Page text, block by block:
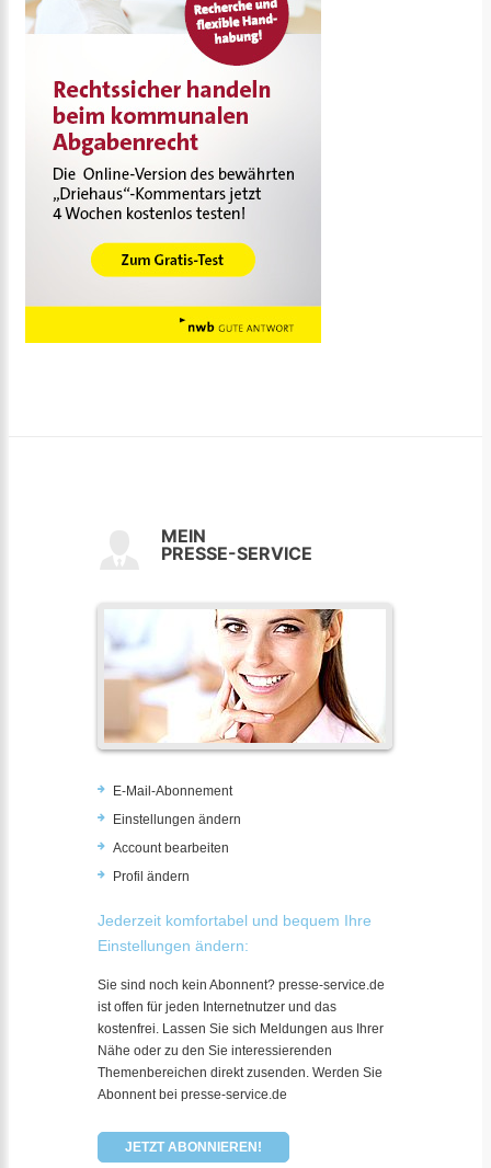
MEIN
PRESSE-SERVICE
E-Mail-Abonnement
Einstellungen ändern
Account bearbeiten
Profil ändern
Jederzeit komfortabel und bequem Ihre
Einstellungen ändern:
Sie sind noch kein Abonnent? presse-service.de
ist offen für jeden Internetnutzer und das
kostenfrei. Lassen Sie sich Meldungen aus Ihrer
Nähe oder zu den Sie interessierenden
Themenbereichen direkt zusenden. Werden Sie
Abonnent bei presse-service.de
JETZT ABONNIEREN!